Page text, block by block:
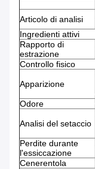
Articolo di analisi
Ingredienti attivi
Rapporto di
estrazione
Controllo fisico
Apparizione
Odore
Analisi del setaccio
Perdite durante
l'essiccazione
Cenerentola